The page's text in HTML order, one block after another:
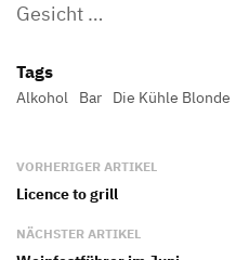
Gesicht …
Tags
Alkohol Bar Die Kühle Blonde
VORHERIGER ARTIKEL
Licence to grill
NÄCHSTER ARTIKEL